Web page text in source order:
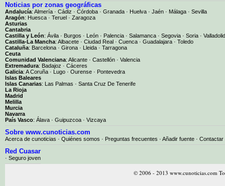
Noticias por zonas geográficas
Andalucía: Almería · Cádiz · Córdoba · Granada · Huelva · Jaén · Málaga · Sevilla
Aragón: Huesca · Teruel · Zaragoza
Asturias
Cantabria
Castilla y León: Ávila · Burgos · León · Palencia · Salamanca · Segovia · Soria · Valladolid
Castilla-La Mancha: Albacete · Ciudad Real · Cuenca · Guadalajara · Toledo
Cataluña: Barcelona · Girona · Lleida · Tarragona
Ceuta
Comunidad Valenciana: Alicante · Castellón · Valencia
Extremadura: Badajoz · Cáceres
Galicia: A Coruña · Lugo · Ourense · Pontevedra
Islas Baleares
Islas Canarias: Las Palmas · Santa Cruz De Tenerife
La Rioja
Madrid
Melilla
Murcia
Navarra
País Vasco: Álava · Guipuzcoa · Vizcaya
Sobre www.cunoticias.com
Acerca de cunoticias · Quiénes somos · Preguntas frecuentes · Añadir fuente · Contactar
Red Cuasar
· Seguro joven
© 2006 - 2013 www.cunoticias.com